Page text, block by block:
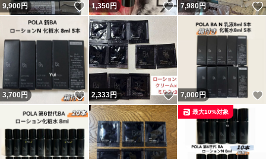
9,900円 いいね！
1,350円 いいね！
7,980円
3,700円 いいね！
2,333円 いいね！
7,000円
最大10%対象